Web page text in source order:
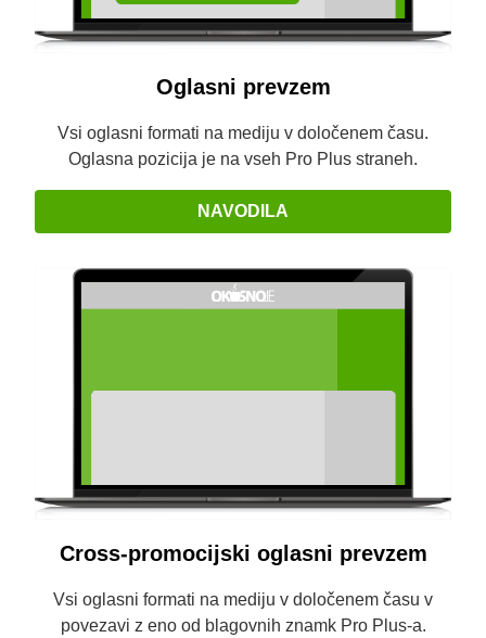
Oglasni prevzem
Vsi oglasni formati na mediju v določenem času.
Oglasna pozicija je na vseh Pro Plus straneh.
NAVODILA
Cross-promocijski oglasni prevzem
Vsi oglasni formati na mediju v določenem času v
povezavi z eno od blagovnih znamk Pro Plus-a.